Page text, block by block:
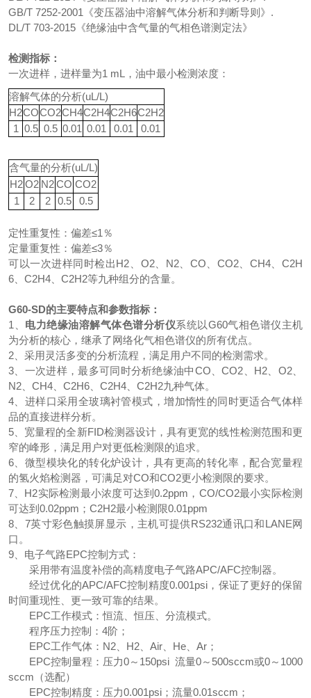
GB/T 7252-2001《变压器油中溶解气体分析和判断导则》.
DL/T 703-2015《绝缘油中含气量的气相色谱测定法》
检测指标：
一次进样，进样量为1 mL，油中最小检测浓度：
溶解气体的分析(uL/L)
H2COCO2CH4C2H4C2H6C2H2
1 0.5 0.5 0.01 0.01 0.01 0.01
含气量的分析(uL/L)
H2O2 N2CO CO2
1
2 2 0.5 0.5
定性重复性：偏差≤1％
定量重复性：偏差≤3％
可以一次进样同时检出H2、O2、N2、CO、CO2、CH4、C2H
6、C2H4、C2H2等九种组分的含量。
G60-SD的主要特点和参数指标：
1、 电力绝缘油溶解气体色谱分析仪系统以G60气相色谱仪主机
为分析的核心，继承了网络化气相色谱仪的所有优点。
2、采用灵活多变的分析流程，满足用户不同的检测需求。
3、一次进样，最多可同时分析绝缘油中CO、CO2、H2、O2、
N2、CH4、C2H6、C2H4、C2H2九种气体。
4、进样口采用全玻璃衬管模式，增加惰性的同时更适合气体样
品的直接进样分析。
5、宽量程的全新FID检测器设计，具有更宽的线性检测范围和更
窄的峰形，满足用户对更低检测限的追求。
6、微型模块化的转化炉设计，具有更高的转化率，配合宽量程
的氢火焰检测器，可满足对CO和CO2更小检测限的要求。
7、H2实际检测最小浓度可达到0.2ppm，CO/CO2最小实际检测
可达到0.02ppm；C2H2最小检测限0.01ppm
8、7英寸彩色触摸屏显示，主机可提供RS232通讯口和LANE网
口。
9、电子气路EPC控制方式：
采用带有温度补偿的高精度电子气路APC/AFC控制器。
经过优化的APC/AFC控制精度0.001psi，保证了更好的保留
时间重现性、更一致可靠的结果。
EPC工作模式：恒流、恒压、分流模式。
程序压力控制：4阶；
EPC工作气体：N2、H2、Air、He、Ar；
EPC控制量程：压力0～150psi 流量0～500sccm或0～1000
sccm（选配）
EPC控制精度：压力0.001psi；流量0.01sccm；